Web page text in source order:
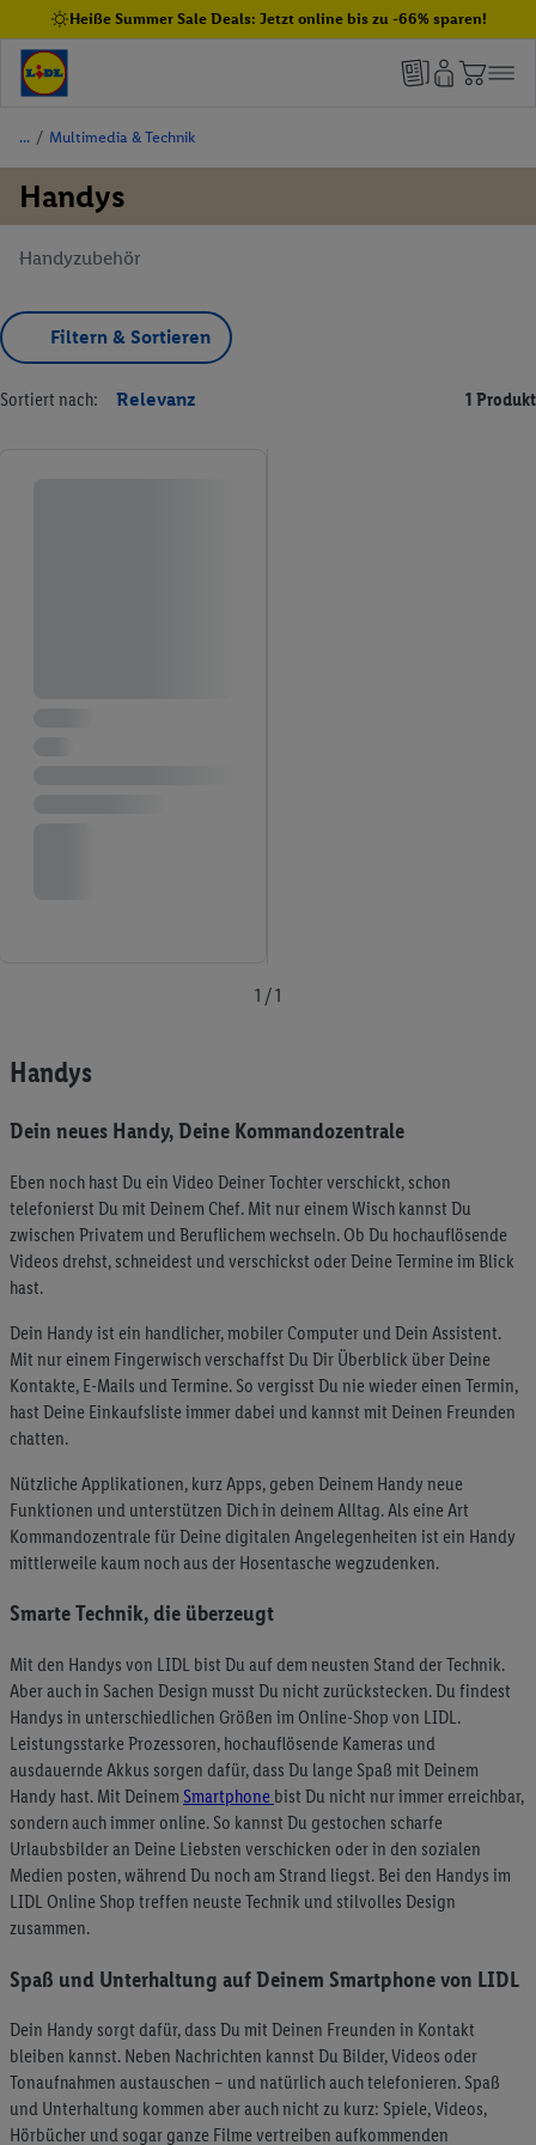
Heiße Summer Sale Deals: Jetzt online bis zu -66% sparen!
/ Multimedia & Technik
Handys
Handyzubehör
Filtern & Sortieren
Sortiert nach: Relevanz 1 Produkt
1 / 1
Handys
Dein neues Handy, Deine Kommandozentrale
Eben noch hast Du ein Video Deiner Tochter verschickt, schon
telefonierst Du mit Deinem Chef. Mit nur einem Wisch kannst Du
zwischen Privatem und Beruflichem wechseln. Ob Du hochauflösende
Videos drehst, schneidest und verschickst oder Deine Termine im Blick
hast.
Dein Handy ist ein handlicher, mobiler Computer und Dein Assistent.
Mit nur einem Fingerwisch verschaffst Du Dir Überblick über Deine
Kontakte, E-Mails und Termine. So vergisst Du nie wieder einen Termin,
hast Deine Einkaufsliste immer dabei und kannst mit Deinen Freunden
chatten.
Nützliche Applikationen, kurz Apps, geben Deinem Handy neue
Funktionen und unterstützen Dich in deinem Alltag. Als eine Art
Kommandozentrale für Deine digitalen Angelegenheiten ist ein Handy
mittlerweile kaum noch aus der Hosentasche wegzudenken.
Smarte Technik, die überzeugt
Mit den Handys von LIDL bist Du auf dem neusten Stand der Technik.
Aber auch in Sachen Design musst Du nicht zurückstecken. Du findest
Handys in unterschiedlichen Größen im Online-Shop von LIDL.
Leistungsstarke Prozessoren, hochauflösende Kameras und
ausdauernde Akkus sorgen dafür, dass Du lange Spaß mit Deinem
Handy hast. Mit Deinem Smartphone bist Du nicht nur immer erreichbar,
sondern auch immer online. So kannst Du gestochen scharfe
Urlaubsbilder an Deine Liebsten verschicken oder in den sozialen
Medien posten, während Du noch am Strand liegst. Bei den Handys im
LIDL Online Shop treffen neuste Technik und stilvolles Design
zusammen.
Spaß und Unterhaltung auf Deinem Smartphone von LIDL
Dein Handy sorgt dafür, dass Du mit Deinen Freunden in Kontakt
bleiben kannst. Neben Nachrichten kannst Du Bilder, Videos oder
Tonaufnahmen austauschen – und natürlich auch telefonieren. Spaß
und Unterhaltung kommen aber auch nicht zu kurz: Spiele, Videos,
Hörbücher und sogar ganze Filme vertreiben aufkommenden